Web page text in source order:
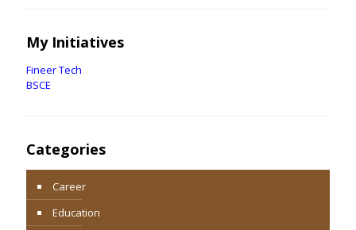
My Initiatives
Fineer Tech
BSCE
Categories
Career
Education